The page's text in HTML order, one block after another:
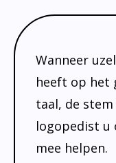
Interne
Passend
Logopedie
Centrum
De school
Informatie
Introductie
Schoolgids
Vakanties
Schooltijden
SchoolPraat
Verbouwing
Ouders
Ouderraad
en
Het Team
Extra
Partners
Privacy bij
Contact
Wanneer
heeft op het
taal, de
logopedist u
mee helpen.